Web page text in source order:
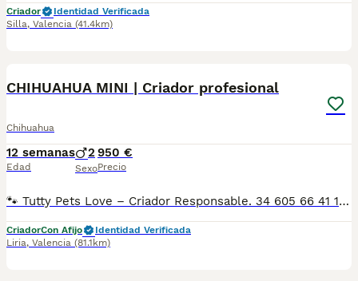
Criador
Identidad Verificada
Silla, Valencia (41.4km)
CHIHUAHUA MINI | Criador profesional
Chihuahua
12 semanas
Edad
2
Sexo
950 €
Precio
🐾 Tutty Pets Love – Criador Responsable. 34 605 66 41 16 Whastapp y llamadas En Tutty Pets Love trabajamos con pasión y responsabilidad para ofrecer cachorros sanos, equilibrados y con todas las garantías. ✅ Vacunas correspondientes a su edad. ✅ Cartilla veterinaria. ✅ Desparasitación interna y externa. ✅ Pasaporte y microchip. ✅ Garantías víricas y congénitas. ✅ Contrato de compraventa sellado por la empresa. ✅ Envíos a toda la península (según kilometraje). ✅ Financiación personalizada de 6 a 48 meses, con y sin intereses. 💳 Financiación disponible. Consulta cómodas cuotas adaptadas a tus necesidades. 📞 34 605 66 41 16 Whastapp y llamadas 🌐 www.tuttypetslove.es 🐶 Tutty Pets Love, donde nacen grandes compañeros.
CriadorCon Afijo
Identidad Verificada
Liria, Valencia (81.1km)